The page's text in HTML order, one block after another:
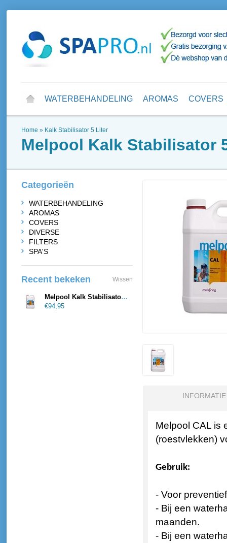
WATERBEHANDELING AROMAS COVERS
Home » Kalk Stabilisator 5 Liter
Melpool Kalk Stabilisator
INFORMATIE
Melpool CAL is
(roestvlekken)
Gebruik:
- Voor
- Bij een
maanden.
- Bij een
Categorieën
WATERBEHANDELING
AROMAS
COVERS
DIVERSE
FILTERS
SPA'S
Recent bekeken Wissen
Melpool Kalk Stabilisator 5 Liter
€94,95